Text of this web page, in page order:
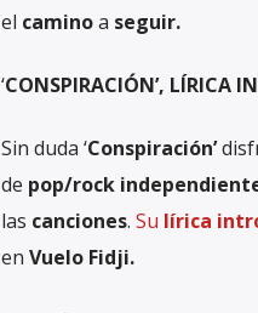
el caminoa seguir.
‘CONSPIRACIÓN’, LÍRICA
Sin duda ‘Conspiración’
de pop/rock
las canciones. Su lírica
en Vuelo Fidji.